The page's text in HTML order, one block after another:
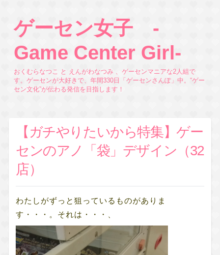
ゲーセン女子 -
Game Center Girl-
おくむらなつこ と えんがわなつみ 、ゲーセンマニアな2人組で
す。ゲーセンが大好きで、年間330日「ゲーセンさんぽ」中。“ゲー
セン文化”が伝わる発信を目指します！
【ガチやりたいから特集】ゲー
センのアノ「袋」デザイン（32
店）
わたしがずっと狙っているものがありま
す・・・。それは・・・、